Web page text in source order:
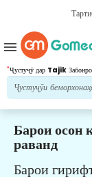
*Ҷустуҷӯ дар Tajik
menu
Барои осон
раванд
Барои